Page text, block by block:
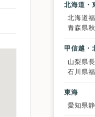
北海道・
北海道
青森県
甲信越・
山梨県
石川県
東海
愛知県